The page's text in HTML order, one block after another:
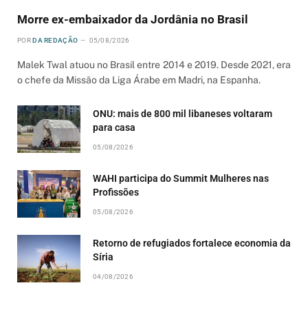
Morre ex-embaixador da Jordânia no Brasil
POR DA REDAÇÃO 05/08/2026
Malek Twal atuou no Brasil entre 2014 e 2019. Desde 2021, era
o chefe da Missão da Liga Árabe em Madri, na Espanha.
ONU: mais de 800 mil libaneses voltaram
para casa
05/08/2026
WAHI participa do Summit Mulheres nas
Profissões
05/08/2026
Retorno de refugiados fortalece economia da
Síria
04/08/2026